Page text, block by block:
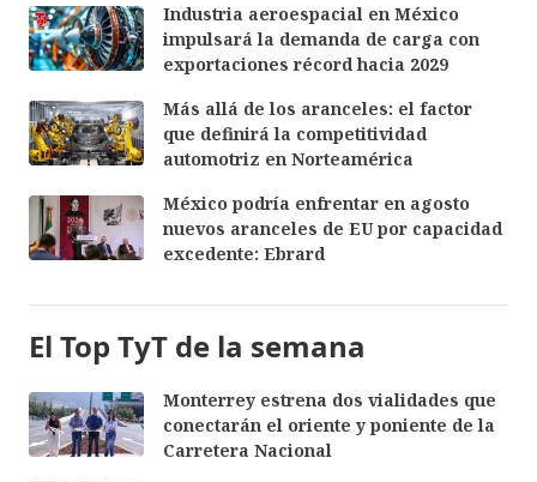
Industria aeroespacial en México
impulsará la demanda de carga con
exportaciones récord hacia 2029
Más allá de los aranceles: el factor
que definirá la competitividad
automotriz en Norteamérica
México podría enfrentar en agosto
nuevos aranceles de EU por capacidad
excedente: Ebrard
El Top TyT de la semana
Monterrey estrena dos vialidades que
conectarán el oriente y poniente de la
Carretera Nacional